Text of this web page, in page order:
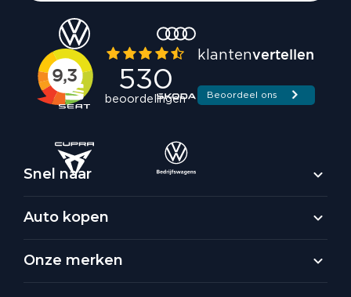
Snel naar
Auto kopen
Onze merken